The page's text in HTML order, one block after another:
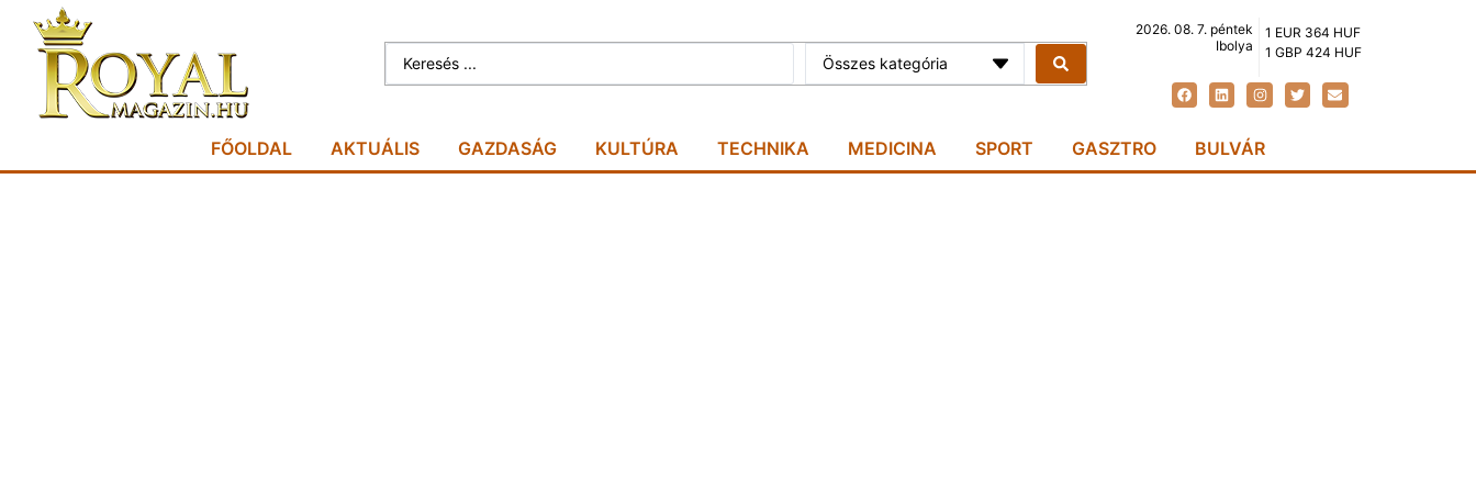
Összes kategória
2026. 08. 7. péntek
Ibolya
1 EUR 364 HUF
1 GBP 424 HUF
FŐOLDAL AKTUÁLIS GAZDASÁG KULTÚRA TECHNIKA MEDICINA SPORT GASZTRO BULVÁR